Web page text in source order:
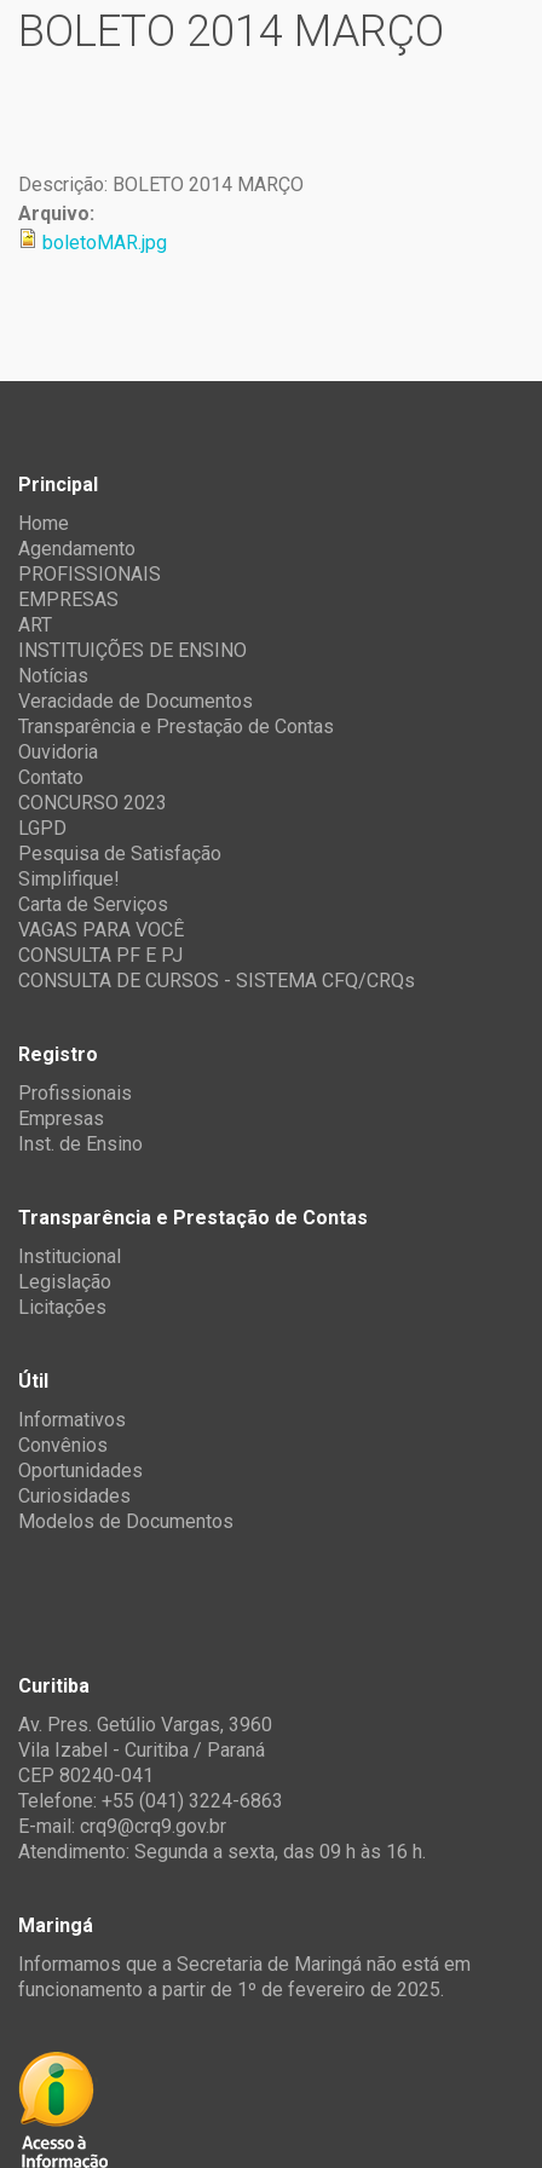
BOLETO 2014 MARÇO
Descrição: BOLETO 2014 MARÇO
Arquivo:
boletoMAR.jpg
Principal
Home
Agendamento
PROFISSIONAIS
EMPRESAS
ART
INSTITUIÇÕES DE ENSINO
Notícias
Veracidade de Documentos
Transparência e Prestação de Contas
Ouvidoria
Contato
CONCURSO 2023
LGPD
Pesquisa de Satisfação
Simplifique!
Carta de Serviços
VAGAS PARA VOCÊ
CONSULTA PF E PJ
CONSULTA DE CURSOS - SISTEMA CFQ/CRQs
Registro
Profissionais
Empresas
Inst. de Ensino
Transparência e Prestação de Contas
Institucional
Legislação
Licitações
Útil
Informativos
Convênios
Oportunidades
Curiosidades
Modelos de Documentos
Curitiba
Av. Pres. Getúlio Vargas, 3960
Vila Izabel - Curitiba / Paraná
CEP 80240-041
Telefone: +55 (041) 3224-6863
E-mail: crq9@crq9.gov.br
Atendimento: Segunda a sexta, das 09 h às 16 h.
Maringá
Informamos que a Secretaria de Maringá não está em
funcionamento a partir de 1º de fevereiro de 2025.